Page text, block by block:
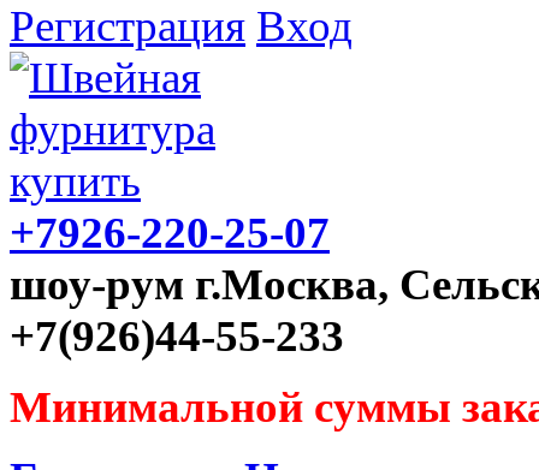
Регистрация Вход
+7926-220-25-07
шоу-рум г.Москва,
+7(926)44-55-233
Минимальной суммы